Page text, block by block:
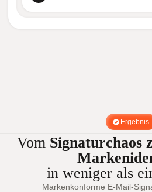
Ergebnis
Vom Signaturchaos
in weniger als
Markenkonforme E-Mail-